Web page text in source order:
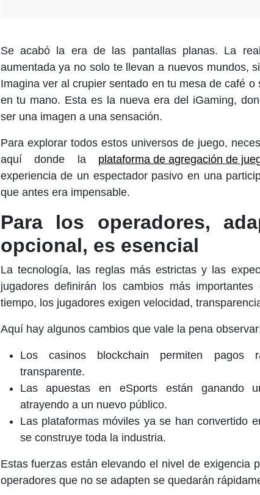
Se acabó la era de las pantallas planas. La
aumentada ya no solo te llevan a nuevos mundos,
Imagina ver al crupier sentado en tu mesa de café
en tu mano. Esta es la nueva era del iGaming,
ser una imagen a una sensación.
Para explorar todos estos universos de juego,
aquí donde la plataforma de agregación de
experiencia de un espectador pasivo en una
que antes era impensable.
Para los operadores,
opcional, es esencial
La tecnología, las reglas más estrictas y las
jugadores definirán los cambios más
tiempo, los jugadores exigen velocidad,
Aquí hay algunos cambios que vale la pena
Los casinos blockchain permiten pagos
transparente.
Las apuestas en eSports están ganando
atrayendo a un nuevo público.
Las plataformas móviles ya se han convertido
se construye toda la industria.
Estas fuerzas están elevando el nivel de exigencia
operadores que no se adapten se quedarán